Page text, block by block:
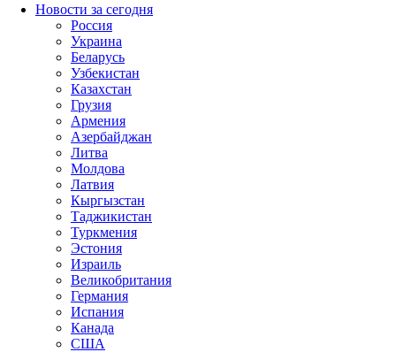
Новости за сегодня
Россия
Украина
Беларусь
Узбекистан
Казахстан
Грузия
Армения
Азербайджан
Литва
Молдова
Латвия
Кыргызстан
Таджикистан
Туркмения
Эстония
Израиль
Великобритания
Германия
Испания
Канада
США